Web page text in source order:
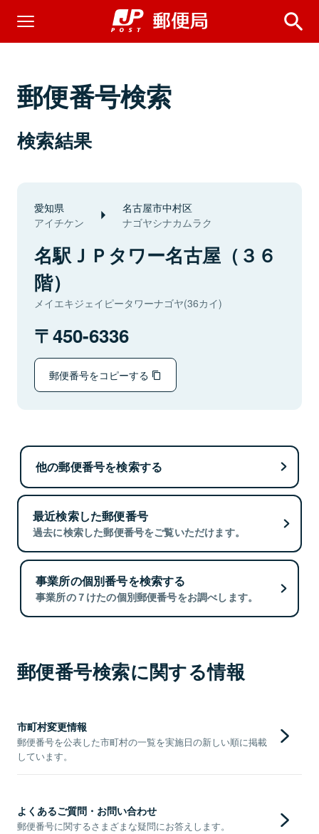
郵便番号検索
検索結果
愛知県
アイチケン
名古屋市中村区
ナゴヤシナカムラク
名駅ＪＰタワー名古屋（３６
階）
メイエキジェイピータワーナゴヤ(36カイ)
450-6336
郵便番号をコピーする
他の郵便番号を検索する
最近検索した郵便番号
過去に検索した郵便番号をご覧いただけます。
事業所の個別番号を検索する
事業所の７けたの個別郵便番号をお調べします。
郵便番号検索に関する情報
市町村変更情報
郵便番号を公表した市町村の一覧を実施日の新しい順に掲載
しています。
よくあるご質問・お問い合わせ
郵便番号に関するさまざまな疑問にお答えします。